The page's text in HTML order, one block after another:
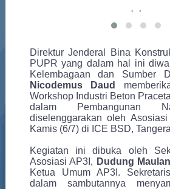
‹ ›
Direktur Jenderal Bina
PUPR yang dalam hal ini
Kelembagaan dan Sumber
Nicodemus Daud
Workshop Industri Beton
dalam Pembangunan
diselenggarakan oleh
Kamis(6/7) di ICE BSD,
Kegiatan ini dibuka oleh
Asosiasi AP3I, Dudung
Ketua Umum AP3I.
dalam sambutannya